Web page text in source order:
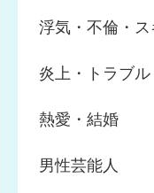
浮気・不倫・
炎上・トラブル
熱愛・結婚
男性芸能人